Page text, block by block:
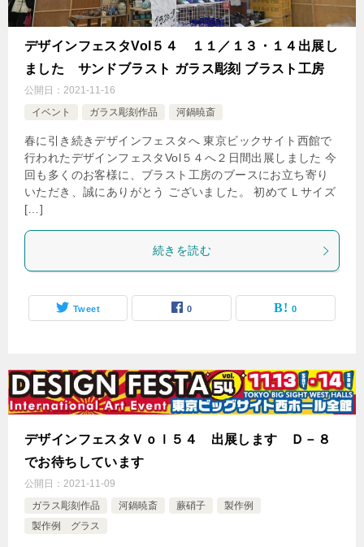
デザインフェスタVol５４ １１／１３・１４出展し
ました サンドブラスト ガラス彫刻 ブラスト工房
公開日： 2021-11-16
イベント
ガラス彫刻作品 河鍋暁斎
春に引き続きデザインフェスタへ 東京ビックサイト西館で
行われたデザインフェスタVol５４へ２日間出展しました 今
回も多くのお客様に、ブラスト工房のブースにお立ち寄り
いただき、誠にありがとう ございました。 初めてＬサイズ
[…]
続きを読む
Tweet 0 0
デザインフェスタＶｏｌ５４ 出展します Ｄ－８
でお待ちしています
公開日： 2021-11-09
ガラス彫刻作品
河鍋暁斎 蕨硝子
製作例
製作例 グラス